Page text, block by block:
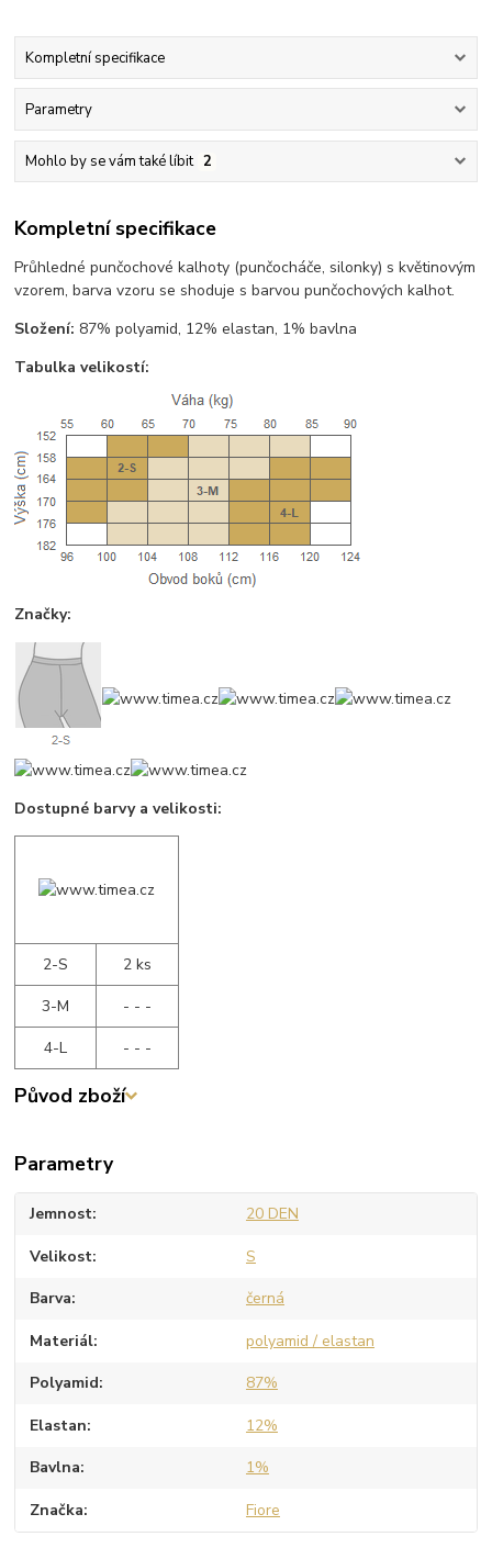
Kompletní specifikace
Parametry
Mohlo by se vám také líbit 2
Kompletní specifikace
Průhledné punčochové kalhoty (punčocháče, silonky) s květinovým
vzorem, barva vzoru se shoduje s barvou punčochových kalhot.
Složení: 87% polyamid, 12% elastan, 1% bavlna
Tabulka velikostí:
Značky:
Dostupné barvy a velikosti:
2-S
2 ks
3-M
- - -
4-L
- - -
Původ zboží
Parametry
Jemnost 20 DEN
Velikost S
Barva černá
Materiál polyamid / elastan
Polyamid 87%
Elastan 12%
Bavlna 1%
Značka Fiore